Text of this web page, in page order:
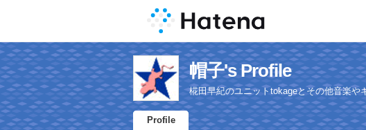
帽子's Profile
椛田早紀のユニットtokageとその他音楽や
Profile